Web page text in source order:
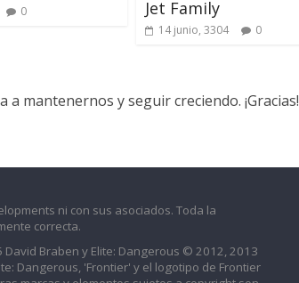
0
Jet Family
14 junio, 3304 0
mantenernos y seguir creciendo. ¡Gracias!
ni con sus asociados. Toda la
correcta.
Braben y Elite: Dangerous © 2012, 2013
Dangerous, 'Frontier' y el logotipo de Frontier